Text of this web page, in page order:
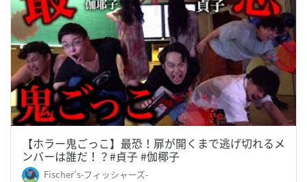
【ホラー鬼ごっこ】最恐！扉が開くまで逃げ切れるメ
ンバーは誰だ！？#貞子 #伽椰子
Fischer's-フィッシャーズ-